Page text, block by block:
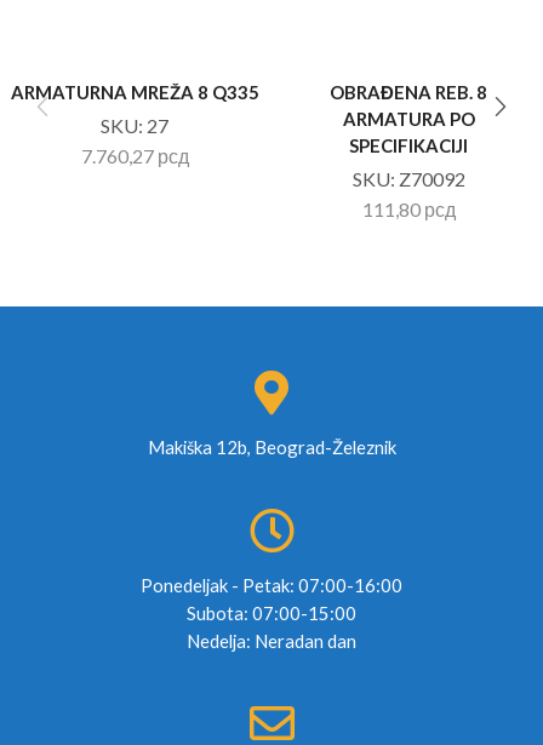
ARMATURNA MREŽA 8 Q335
SKU: 27
7.760,27 рсд
OBRAĐENA REB. 8
ARMATURA PO
SPECIFIKACIJI
SKU: Z70092
111,80 рсд
Makiška 12b, Beograd-Železnik
Ponedeljak - Petak: 07:00-16:00
Subota: 07:00-15:00
Nedelja: Neradan dan